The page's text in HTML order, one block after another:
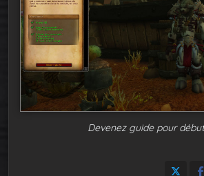
Devenez guide pour